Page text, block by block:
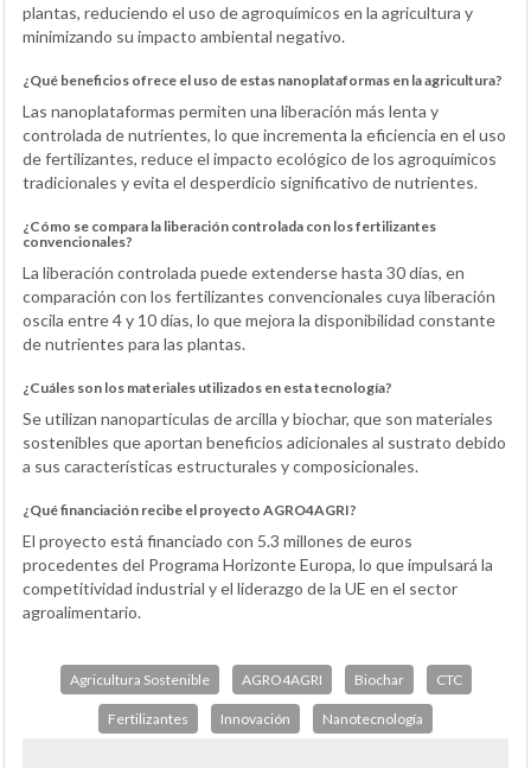
plantas, reduciendo el uso de agroquímicos en la agricultura y
minimizando su impacto ambiental negativo.
¿Qué beneficios ofrece el uso de estas nanoplataformas en la agricultura?
Las nanoplataformas permiten una liberación más lenta y
controlada de nutrientes, lo que incrementa la eficiencia en el uso
de fertilizantes, reduce el impacto ecológico de los agroquímicos
tradicionales y evita el desperdicio significativo de nutrientes.
¿Cómo se compara la liberación controlada con los fertilizantes
convencionales?
La liberación controlada puede extenderse hasta 30 días, en
comparación con los fertilizantes convencionales cuya liberación
oscila entre 4 y 10 días, lo que mejora la disponibilidad constante
de nutrientes para las plantas.
¿Cuáles son los materiales utilizados en esta tecnología?
Se utilizan nanopartículas de arcilla y biochar, que son materiales
sostenibles que aportan beneficios adicionales al sustrato debido
a sus características estructurales y composicionales.
¿Qué financiación recibe el proyecto AGRO4AGRI?
El proyecto está financiado con 5.3 millones de euros
procedentes del Programa Horizonte Europa, lo que impulsará la
competitividad industrial y el liderazgo de la UE en el sector
agroalimentario.
Agricultura Sostenible AGRO4AGRI Biochar CTC
Fertilizantes Innovación Nanotecnología